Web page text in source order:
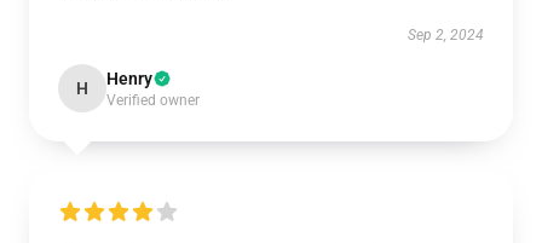
Sep 2, 2024
H Henry
Verified owner